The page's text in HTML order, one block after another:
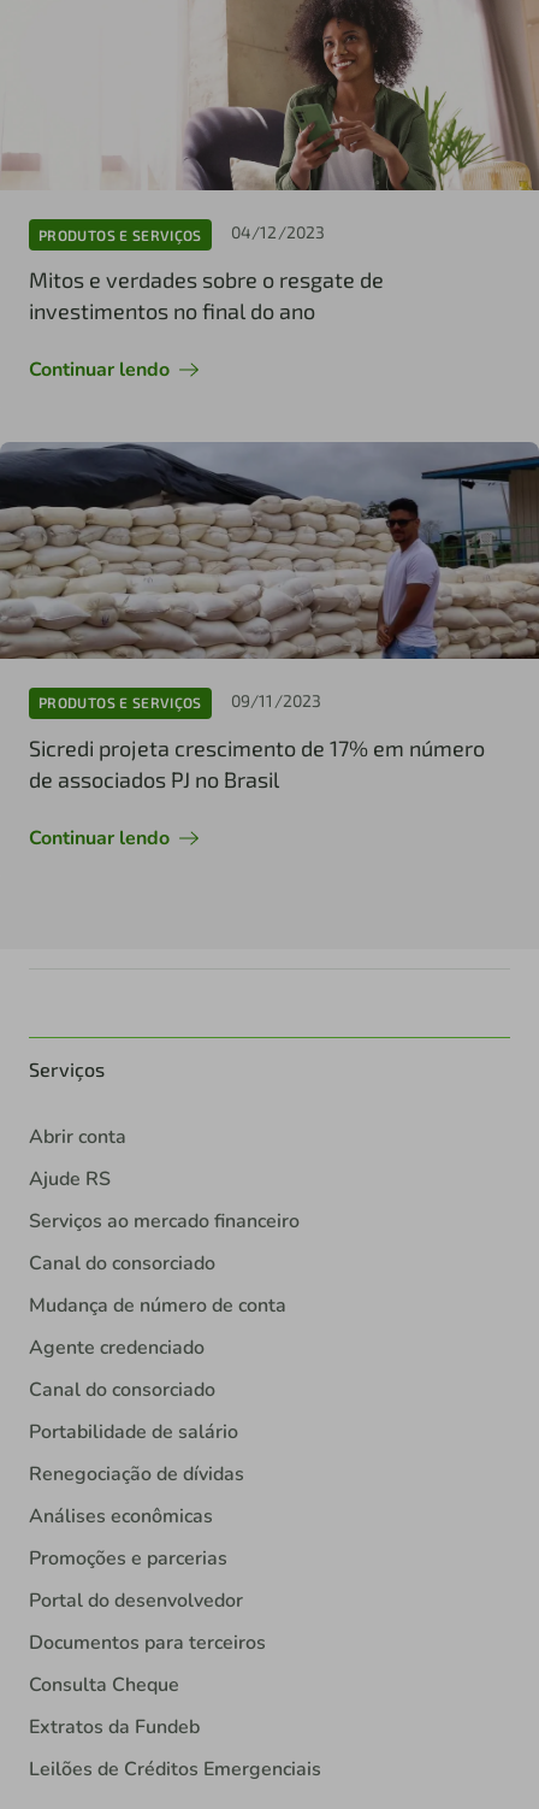
PRODUTOS E SERVIÇOS 04/12/2023
Mitos e verdades sobre o resgate de
investimentos no final do ano
Continuar lendo
PRODUTOS E SERVIÇOS 09/11/2023
Sicredi projeta crescimento de 17% em número
de associados PJ no Brasil
Continuar lendo
Serviços
Abrir conta
Ajude RS
Serviços ao mercado financeiro
Canal do consorciado
Mudança de número de conta
Agente credenciado
Canal do consorciado
Portabilidade de salário
Renegociação de dívidas
Análises econômicas
Promoções e parcerias
Portal do desenvolvedor
Documentos para terceiros
Consulta Cheque
Extratos da Fundeb
Leilões de Créditos Emergenciais